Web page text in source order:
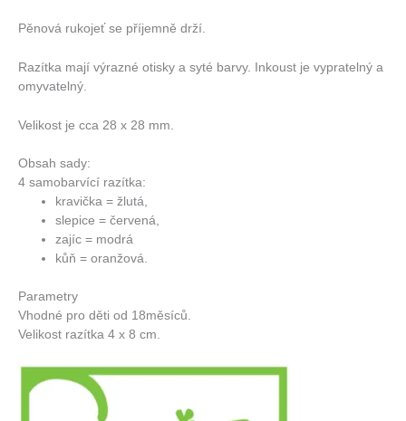
Pěnová rukojeť se příjemně drží.
Razítka mají výrazné otisky a syté barvy. Inkoust je vypratelný a
omyvatelný.
Velikost je cca 28 x 28 mm.
Obsah sady:
4 samobarvící razítka:
kravička = žlutá,
slepice = červená,
zajíc = modrá
kůň = oranžová.
Parametry
Vhodné pro děti od 18měsíců.
Velikost razítka 4 x 8 cm.